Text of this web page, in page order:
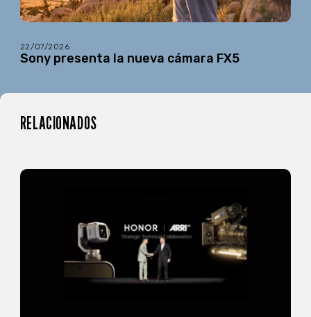
22/07/2026
Sony presenta la nueva cámara FX5
RELACIONADOS